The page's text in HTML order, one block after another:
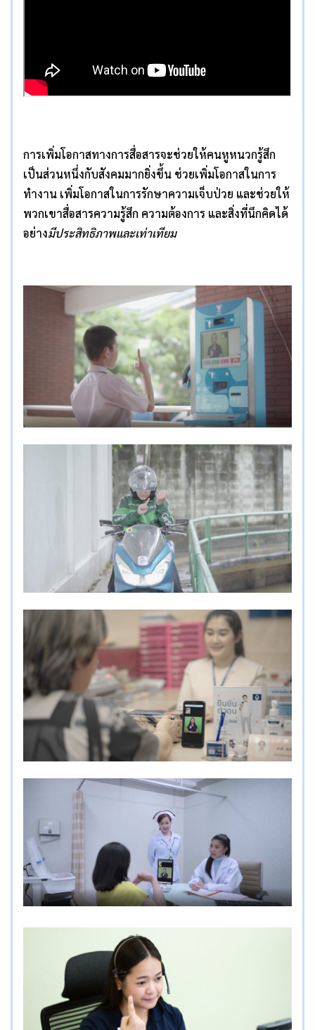
การเพิ่มโอกาสทางการสื่อสารจะช่วยให้คนหูหนวกรู้สึก
เป็นส่วนหนึ่งกับสังคมมากยิ่งขึ้น ช่วยเพิ่มโอกาสในการ
ทำงาน เพิ่มโอกาสในการรักษาความเจ็บป่วย และช่วยให้
พวกเขาสื่อสารความรู้สึก ความต้องการ และสิ่งที่นึกคิดได้
อย่างมีประสิทธิภาพและเท่าเทียม